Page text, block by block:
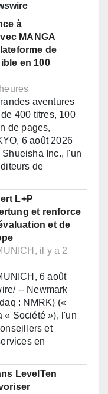
à
MANGA
de
en 100
aventures
400 titres, 100
de pages,
6 août 2026
Inc., l'un
de
L+P
et renforce
et de
il y a 2
6 août
-- Newmark
: NMRK) («
« Société »), l'un
et
en
LevelTen